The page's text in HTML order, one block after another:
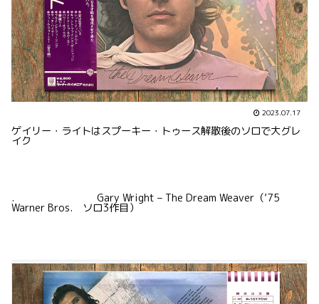
2023.07.17
ゲイリー・ライトはスプーキー・トゥース解散後のソロで大グレ
イク
. Gary Wright – The Dream Weaver（’75
Warner Bros. ソロ3作目）